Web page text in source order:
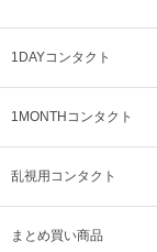
1DAYコンタクト
1MONTHコンタクト
乱視用コンタクト
まとめ買い商品